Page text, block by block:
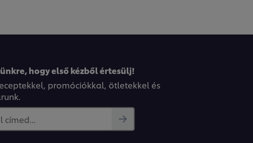
hogy első kézből értesülj!
promóciókkal, ötletekkel és
címed...